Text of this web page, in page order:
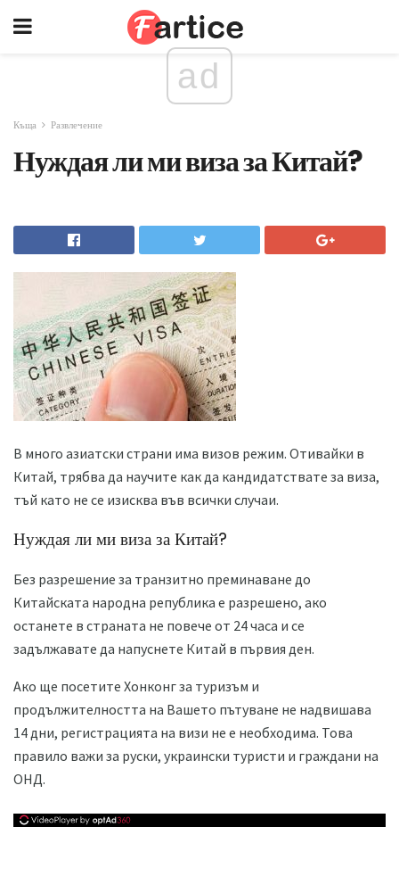
ad
Къща Развлечение
Нуждая ли ми виза за Китай?
В много азиатски страни има визов режим. Отивайки в
Китай, трябва да научите как да кандидатствате за виза,
тъй като не се изисква във всички случаи.
Нуждая ли ми виза за Китай?
Без разрешение за транзитно преминаване до
Китайската народна република е разрешено, ако
останете в страната не повече от 24 часа и се
задължавате да напуснете Китай в първия ден.
Ако ще посетите Хонконг за туризъм и
продължителността на Вашето пътуване не надвишава
14 дни, регистрацията на визи не е необходима. Това
правило важи за руски, украински туристи и граждани на
ОНД.